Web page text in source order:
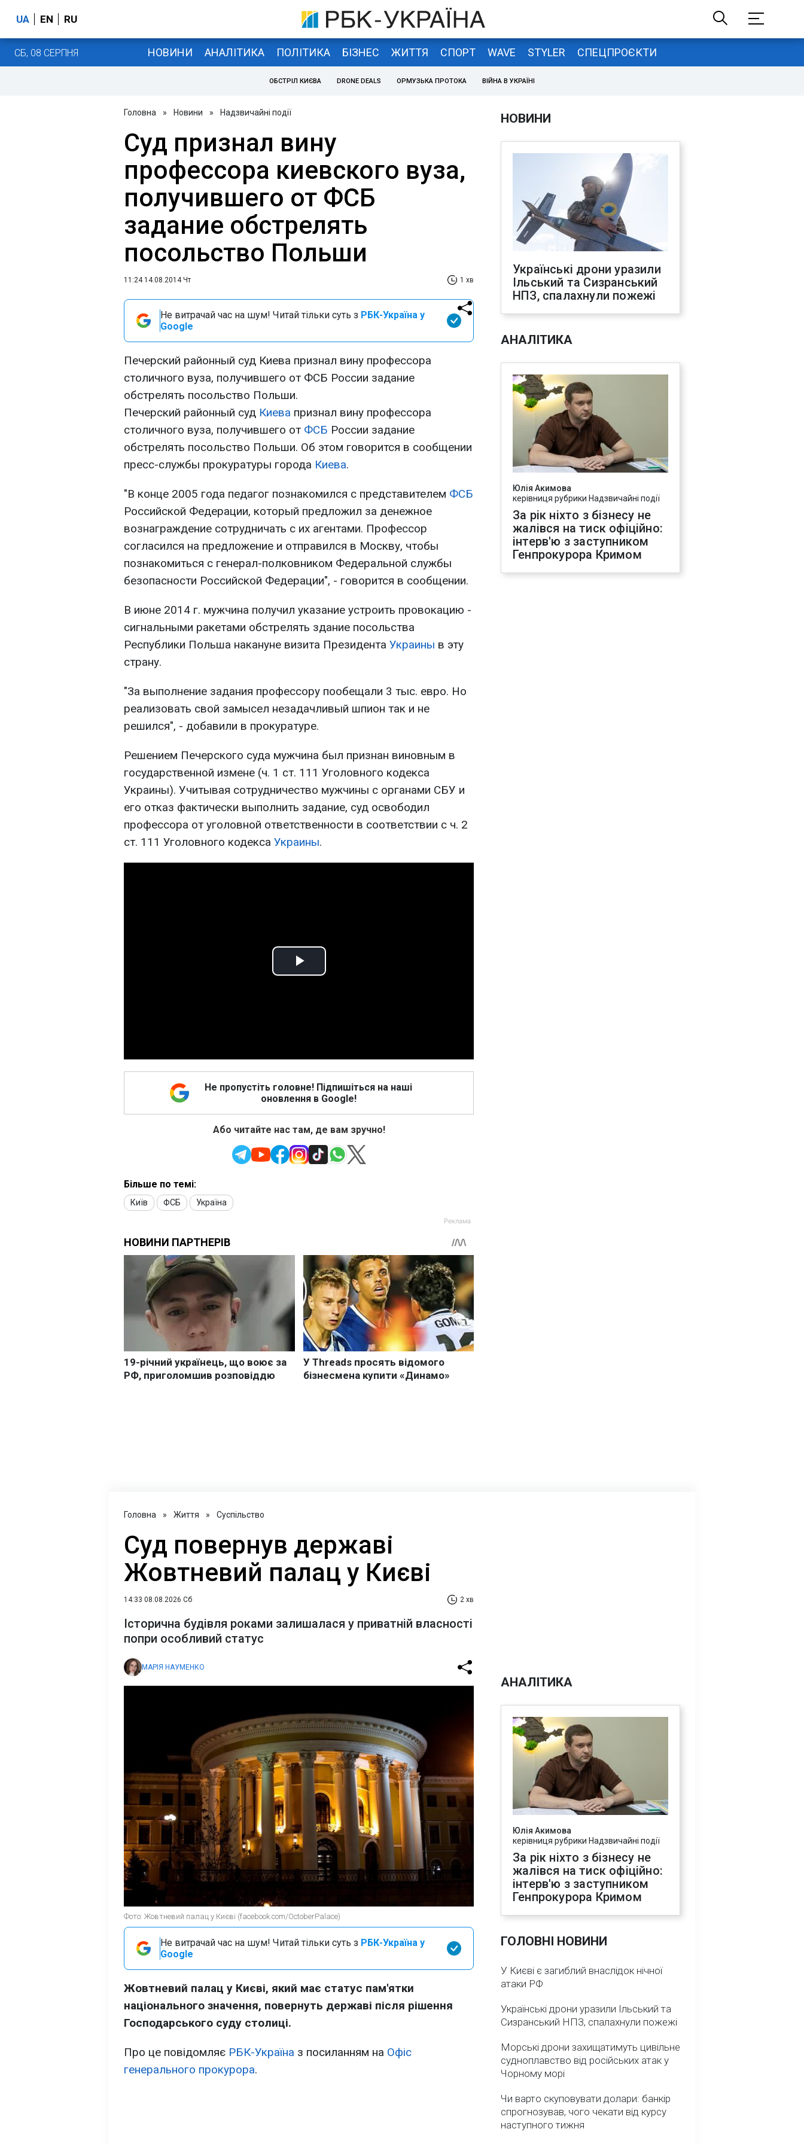
UA EN RU
СБ, 08 СЕРПНЯ НОВИНИ АНАЛІТИКА ПОЛІТИКА БІЗНЕС ЖИТТЯ СПОРТ WAVE STYLER СПЕЦПРОЄКТИ
ОБСТРІЛ КИЄВА DRONE DEALS ОРМУЗЬКА ПРОТОКА ВІЙНА В УКРАЇНІ
Головна » Новини » Надзвичайні події
Суд признал вину
профессора киевского вуза,
получившего от ФСБ
задание обстрелять
посольство Польши
11:24 14.08.2014 Чт 1 хв
Не витрачай час на шум! Читай тільки суть з РБК-Україна у
Google
Печерский районный суд Киева признал вину профессора
столичного вуза, получившего от ФСБ России задание
обстрелять посольство Польши.
Печерский районный суд Киева признал вину профессора
столичного вуза, получившего от ФСБ России задание
обстрелять посольство Польши. Об этом говорится в сообщении
пресс-службы прокуратуры города Киева.
"В конце 2005 года педагог познакомился с представителем ФСБ
Российской Федерации, который предложил за денежное
вознаграждение сотрудничать с их агентами. Профессор
согласился на предложение и отправился в Москву, чтобы
познакомиться с генерал-полковником Федеральной службы
безопасности Российской Федерации", - говорится в сообщении.
В июне 2014 г. мужчина получил указание устроить провокацию -
сигнальными ракетами обстрелять здание посольства
Республики Польша накануне визита Президента Украины в эту
страну.
"За выполнение задания профессору пообещали 3 тыс. евро. Но
реализовать свой замысел незадачливый шпион так и не
решился", - добавили в прокуратуре.
Решением Печерского суда мужчина был признан виновным в
государственной измене (ч. 1 ст. 111 Уголовного кодекса
Украины). Учитывая сотрудничество мужчины с органами СБУ и
его отказ фактически выполнить задание, суд освободил
профессора от уголовной ответственности в соответствии с ч. 2
ст. 111 Уголовного кодекса Украины.
Play
Не пропустіть головне! Підпишіться на наші
оновлення в Google!
Або читайте нас там, де вам зручно!
Більше по темі:
Київ ФСБ Україна
НОВИНИ
Українські дрони уразили
Ільський та Сизранський
НПЗ, спалахнули пожежі
АНАЛІТИКА
Юлія Акимова
керівниця рубрики Надзвичайні події
За рік ніхто з бізнесу не
жалівся на тиск офіційно:
інтерв'ю з заступником
Генпрокурора Кримом
Головна » Життя » Суспільство
Суд повернув державі
Жовтневий палац у Києві
14:33 08.08.2026 Сб 2 хв
Історична будівля роками залишалася у приватній власності
попри особливий статус
МАРІЯ НАУМЕНКО
Фото: Жовтневий палац у Києві (facebook.com/OctoberPalace)
Не витрачай час на шум! Читай тільки суть з РБК-Україна у
Google
Жовтневий палац у Києві, який має статус пам'ятки
національного значення, повернуть державі після рішення
Господарського суду столиці.
Про це повідомляє РБК-Україна з посиланням на Офіс
генерального прокурора.
АНАЛІТИКА
Юлія Акимова
керівниця рубрики Надзвичайні події
За рік ніхто з бізнесу не
жалівся на тиск офіційно:
інтерв'ю з заступником
Генпрокурора Кримом
ГОЛОВНІ НОВИНИ
У Києві є загиблий внаслідок нічної
атаки РФ
Українські дрони уразили Ільський та
Сизранський НПЗ, спалахнули пожежі
Морські дрони захищатимуть цивільне
судноплавство від російських атак у
Чорному морі
Чи варто скуповувати долари: банкір
спрогнозував, чого чекати від курсу
наступного тижня